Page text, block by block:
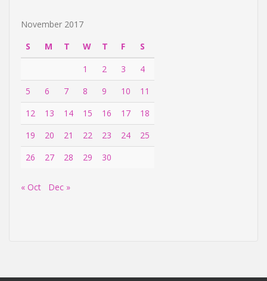
November 2017
S
M T W T F
S
1
2 3
4
5
6 7 8 9 10
11
12
13 14 15 16 17
18
19
20 21 22 23 24
25
26
27 28 29 30
« Oct Dec »